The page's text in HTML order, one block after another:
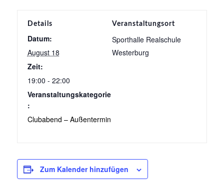
Details
Datum:
August 18
Zeit:
19:00 - 22:00
Veranstaltungskategorie
:
Clubabend – Außentermin
Veranstaltungsort
Sporthalle Realschule
Westerburg
Zum Kalender hinzufügen